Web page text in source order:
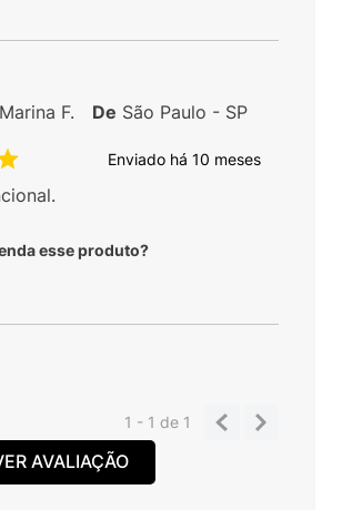
Enviado há 10 meses
esse produto?
Marina F. De São Paulo - SP
1 - 1de 1
AVALIAÇÃO